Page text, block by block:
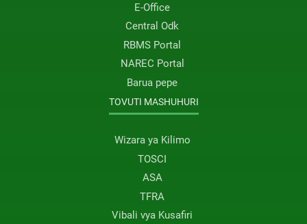
E-Office
Central Odk
RBMS Portal
NAREC Portal
Barua pepe
TOVUTI MASHUHURI
Wizara ya Kilimo
TOSCI
ASA
TFRA
Vibali vya Kusafiri